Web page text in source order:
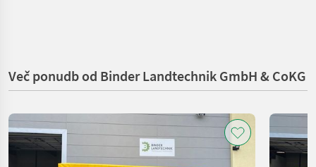
Več ponudb od Binder Landtechnik GmbH & CoKG